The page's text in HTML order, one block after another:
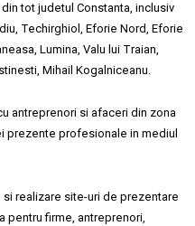
tot judetul Constanta, inclusiv
Techirghiol, Eforie Nord, Eforie
Lumina, Valu lui Traian,
Mihail Kogalniceanu.
antreprenori si afaceri din zona
prezente profesionale in mediul
realizare site-uri de prezentare
pentru firme, antreprenori,